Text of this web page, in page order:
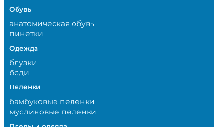
Обувь
анатомическая обувь
пинетки
Одежда
блузки
боди
Пеленки
бамбуковые пеленки
муслиновые пеленки